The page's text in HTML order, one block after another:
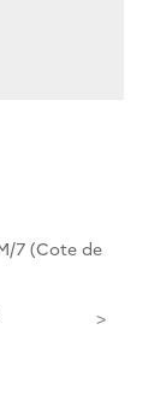
7 (Cote de